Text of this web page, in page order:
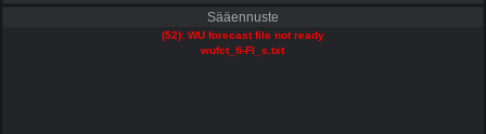
Sääennuste
(52): WU forecast file not ready
wufct_fi-FI_s.txt